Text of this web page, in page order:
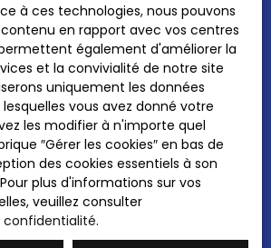
conformément au RGPD. Si vous
pas faire l'objet de prospection
par voie téléphonique, vous
inscrire gratuitement sur la liste
au démarchage téléphonique,
L223-1 du code de la
sur le site Internet
ou par courrier adressé à
Service Bloctel, CS 61311,
CEDEX.
à ces technologies, nous pouvons
en rapport avec vos centres
également d'améliorer la
et la convivialité de notre site
uniquement les données
vous avez donné votre
les modifier à n'importe quel
″Gérer les cookies″ en bas de
des cookies essentiels à son
plus d'informations sur vos
veuillez consulter
.